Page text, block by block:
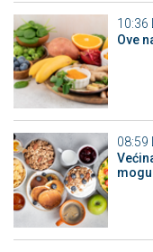
10:36
Ove
08:59